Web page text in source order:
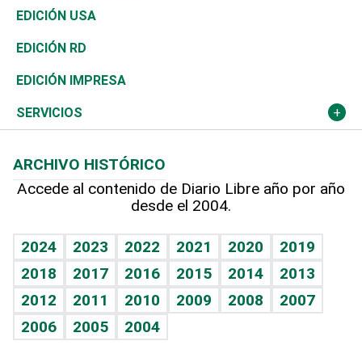
Reportajes
África
Ocenanía
Caribe
Resto del mundo
Vivienda
Telecom.
Global y variable
Economía personal
Buena Vida
Sociales
Novedades
Podcast Arte Libre
Hablando con el pediatra
Vida y familia
Eñe
Celebrando la vida
Sin complejos
Ciclismo
Tenis
Olimpismo
Más deportes
TBT Deportivo
En Directo
El Espía
Noticiero Poteleche
Columnistas
Más firmas
Tecnología
Historia
Martes de tecnología
Cambio climático
Economía
Revista
Deportes
Opinión
Hecho en casa
Guía del dinero
EDICIÓN USA
EDICIÓN RD
EDICIÓN IMPRESA
SERVICIOS
Cumpleaños
Horóscopos
Crucigramas
ARCHIVO HISTÓRICO
Accede al contenido de Diario Libre año por año
desde el 2004.
2024 2023 2022 2021 2020
2019
2018
2017 2016 2015 2014
2013
2012
2011 2010 2009 2008
2007
2006
2005 2004